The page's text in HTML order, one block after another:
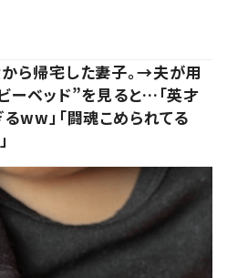
ら帰宅した妻子。→夫が用
ーベッド”を見ると…「英才
ww」「闘魂こめられてる